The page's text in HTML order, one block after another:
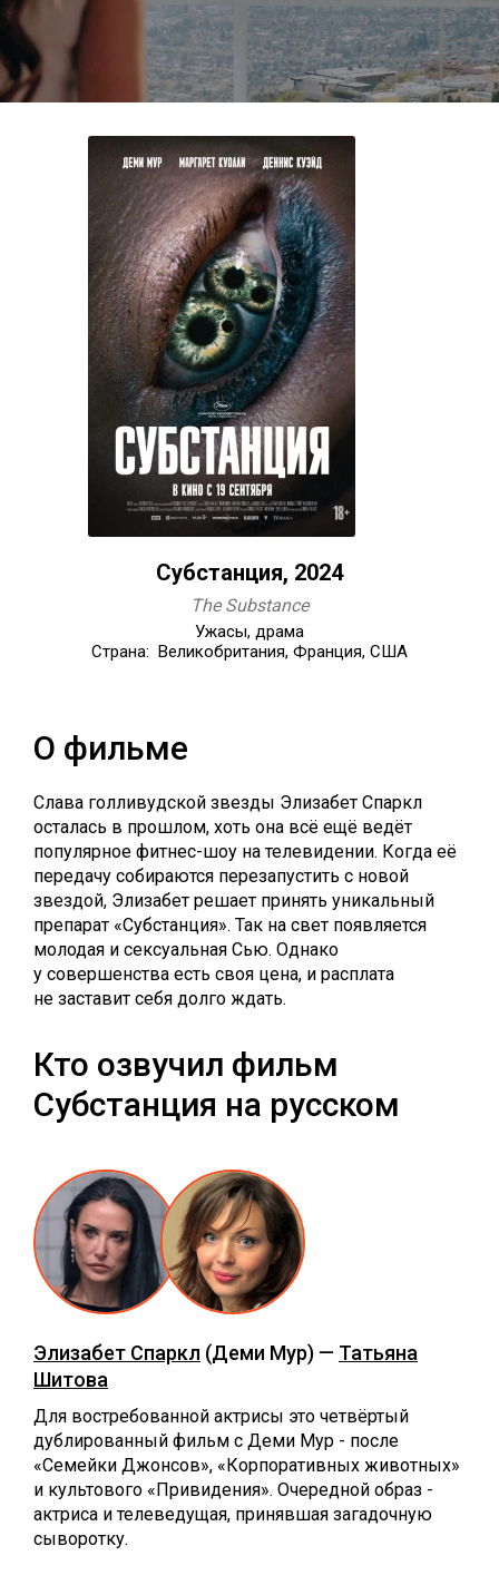
Субстанция, 2024
The Substance
Ужасы, драма
Страна: Великобритания, Франция, США
О фильме
Слава голливудской звезды Элизабет Спаркл
осталась в прошлом, хоть она всё ещё ведёт
популярное фитнес-шоу на телевидении. Когда её
передачу собираются перезапустить с новой
звездой, Элизабет решает принять уникальный
препарат «Субстанция». Так на свет появляется
молодая и сексуальная Сью. Однако
у совершенства есть своя цена, и расплата
не заставит себя долго ждать.
Кто озвучил фильм
Субстанция на русском
Элизабет Спаркл (Деми Мур) — Татьяна
Шитова
Для востребованной актрисы это четвёртый
дублированный фильм с Деми Мур - после
«Семейки Джонсов», «Корпоративных животных»
и культового «Привидения». Очередной образ -
актриса и телеведущая, принявшая загадочную
сыворотку.